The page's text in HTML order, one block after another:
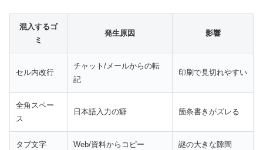
混入するゴ
ミ
発生原因 影響
セル内改行
チャット/メールからの転
記
印刷で見切れやすい
全角スペー
ス
日本語入力の癖 箇条書きがズレる
タブ文字 Web/資料からコピー 謎の大きな隙間